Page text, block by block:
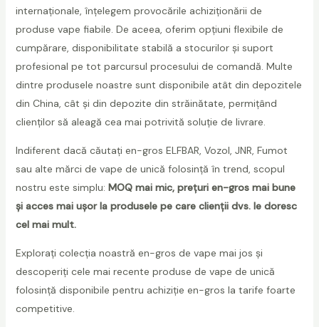
internaționale, înțelegem provocările achiziționării de
produse vape fiabile. De aceea, oferim opțiuni flexibile de
cumpărare, disponibilitate stabilă a stocurilor și suport
profesional pe tot parcursul procesului de comandă. Multe
dintre produsele noastre sunt disponibile atât din depozitele
din China, cât și din depozite din străinătate, permițând
clienților să aleagă cea mai potrivită soluție de livrare.
Indiferent dacă căutați en-gros ELFBAR, Vozol, JNR, Fumot
sau alte mărci de vape de unică folosință în trend, scopul
nostru este simplu: MOQ mai mic, prețuri en-gros mai bune
și acces mai ușor la produsele pe care clienții dvs. le doresc
cel mai mult.
Explorați colecția noastră en-gros de vape mai jos și
descoperiți cele mai recente produse de vape de unică
folosință disponibile pentru achiziție en-gros la tarife foarte
competitive.